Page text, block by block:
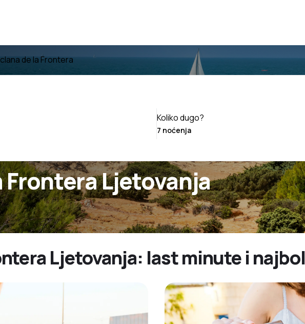
de la Frontera
Ljetovanja
Koliko dugo?
Ljetovanja: last minute i